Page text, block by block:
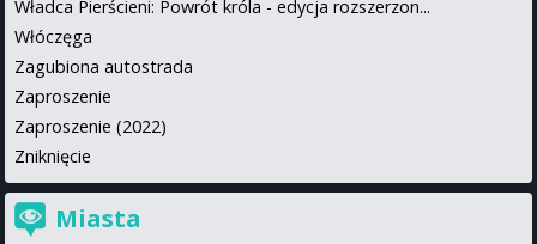
Władca Pierścieni: Powrót króla - edycja rozszerzon...
Włóczęga
Zagubiona autostrada
Zaproszenie
Zaproszenie (2022)
Zniknięcie
Miasta